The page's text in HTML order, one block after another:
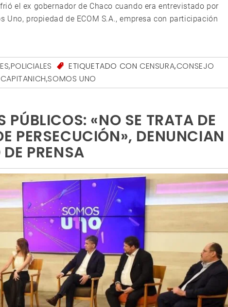
el ex gobernador de Chaco cuando era entrevistado por
propiedad de ECOM S.A., empresa con participación
,POLICIALES ETIQUETADO CONCENSURA,CONSEJO
,SOMOS UNO
PÚBLICOS: «NO SE TRATA DE
PERSECUCIÓN», DENUNCIAN
PRENSA